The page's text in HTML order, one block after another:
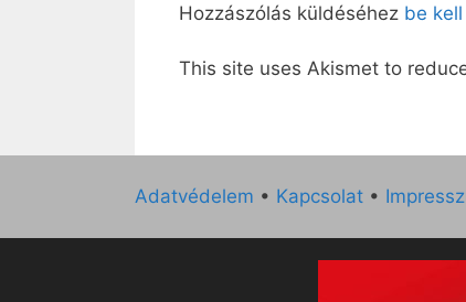
Hozzászólás küldéséhez be
This site uses Akismet to
Adatvédelem • Kapcsolat •